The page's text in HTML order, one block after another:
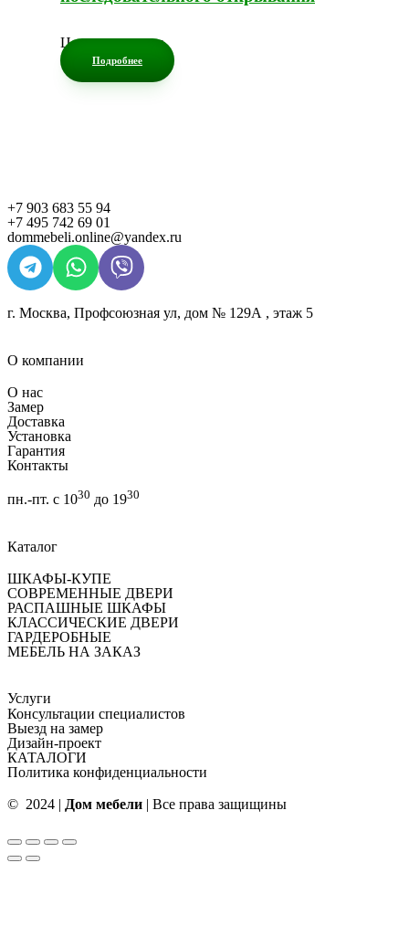
Цена по запросу
Подробнее
+7 903 683 55 94
+7 495 742 69 01
dommebeli.online@yandex.ru
г. Москва, Профсоюзная ул, дом № 129А , этаж 5
О компании
О нас
Замер
Доставка
Установка
Гарантия
Контакты
пн.-пт. с 1030 до 1930
Каталог
ШКАФЫ-КУПЕ
СОВРЕМЕННЫЕ ДВЕРИ
РАСПАШНЫЕ ШКАФЫ
КЛАССИЧЕСКИЕ ДВЕРИ
ГАРДЕРОБНЫЕ
МЕБЕЛЬ НА ЗАКАЗ
Услуги
Консультации специалистов
Выезд на замер
Дизайн-проект
КАТАЛОГИ
Политика конфиденциальности
© 2024 | Дом мебели | Все права защищины